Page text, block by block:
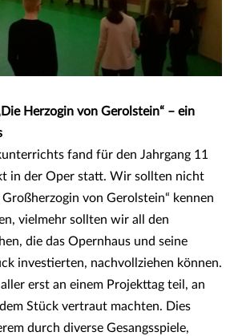
Herzogin von Gerolstein“ – ein
fand für den Jahrgang 11
in der Oper statt. Wir sollten nicht
von Gerolstein“ kennen
vielmehr sollten wir all den
die das Opernhaus und seine
investierten, nachvollziehen können.
erst an einem Projekttag teil, an
Stück vertraut machten. Dies
durch diverse Gesangsspiele,